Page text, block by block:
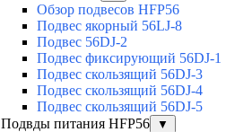
Обзор подвесов HFP56
Подвес якорный 56LJ-8
Подвес 56DJ-2
Подвес фиксирующий 56DJ-1
Подвес скользящий 56DJ-3
Подвес скользящий 56DJ-4
Подвес скользящий 56DJ-5
Подвды питания HFP56
▼